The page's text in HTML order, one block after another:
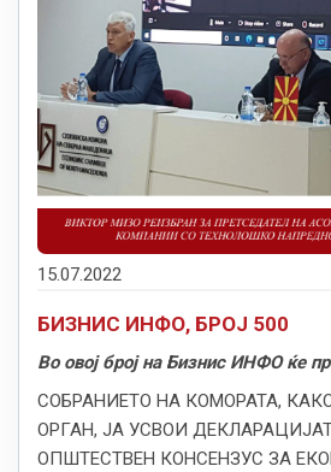
15.07.2022
БИЗНИС ИНФО, БРОЈ 500
Во овој број на Бизнис ИНФО ќе
СОБРАНИЕТО НА КОМОРАТА,
ОРГАН, ЈА УСВОИ
ОПШТЕСТВЕН КОНСЕНЗУС ЗА